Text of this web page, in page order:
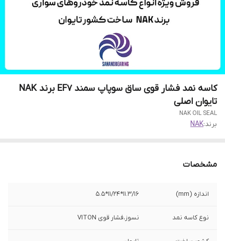
کاسه نمد فشار قوی ساق سوپاپ سمند EF7 برند NAK
تایوان اصلی
NAK OIL SEAL
برند:NAK
مشخصات
اندازه (mm) 11.3/16*11/24*5.5
نوع کاسه نمد نسوز،فشار قوی VITON